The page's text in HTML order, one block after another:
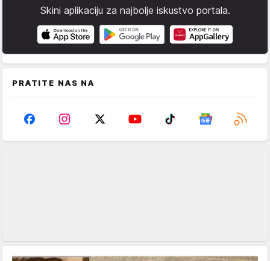
Skini aplikaciju za najbolje iskustvo portala.
PRATITE NAS NA